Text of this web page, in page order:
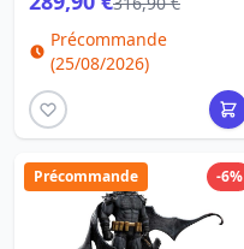
Précommande
(25/08/2026)
-6%
Précommande